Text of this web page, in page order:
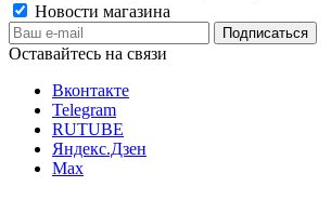
Новости магазина
Оставайтесь на связи
Вконтакте
Telegram
RUTUBE
Яндекс.Дзен
Max